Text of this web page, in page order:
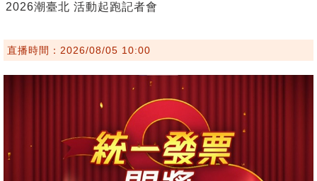
2026潮臺北 活動起跑記者會
直播時間：2026/08/05 10:00